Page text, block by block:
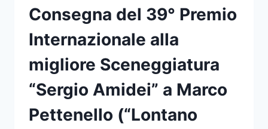
CULTURA
CINEMATOGRAFICA
A
WALTER
VELTRONI
Consegna del 39° Premio
Internazionale alla
migliore Sceneggiatura
“Sergio Amidei” a Marco
Pettenello (“Lontano